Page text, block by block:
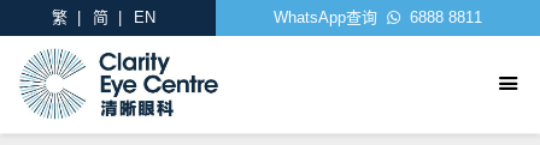
繁 简 EN WhatsApp查询 6888 8811